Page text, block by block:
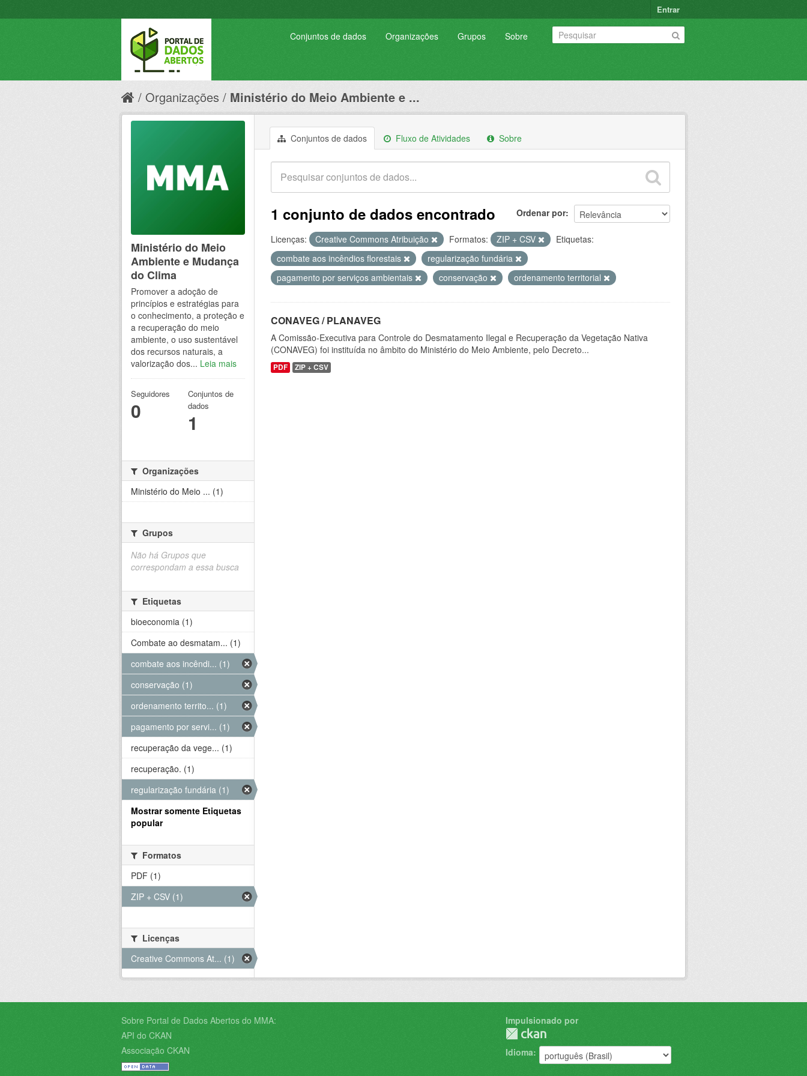
Entrar
Conjuntos de dados Organizações Grupos Sobre
Organizações Ministério do Meio Ambiente e ...
Conjuntos de dados Fluxo de Atividades Sobre
Ordenar por
1 conjunto de dados encontrado
Licenças: Creative Commons Atribuição Formatos: ZIP + CSV
Etiquetas:
combate aos incêndios florestais
regularização fundária
pagamento por serviços ambientais
conservação ordenamento territorial
CONAVEG / PLANAVEG
A Comissão-Executiva para Controle do Desmatamento Ilegal e Recuperação da Vegetação Nativa
(CONAVEG) foi instituída no âmbito do Ministério do Meio Ambiente, pelo Decreto...
PDF ZIP + CSV
Ministério do Meio
Ambiente e Mudança
do Clima
Promover a adoção de
princípios e estratégias para
o conhecimento, a proteção e
a recuperação do meio
ambiente, o uso sustentável
dos recursos naturais, a
valorização dos... Leia mais
Seguidores
0
Conjuntos de
dados
1
Organizações
Ministério do Meio ... (1)
Grupos
Não há Grupos que
correspondam a essa busca
Etiquetas
bioeconomia (1)
Combate ao desmatam... (1)
combate aos incêndi... (1)
conservação (1)
ordenamento territo... (1)
pagamento por servi... (1)
recuperação da vege... (1)
recuperação. (1)
regularização fundária (1)
Mostrar somente Etiquetas
popular
Formatos
PDF (1)
ZIP + CSV (1)
Licenças
Creative Commons At... (1)
Sobre Portal de Dados Abertos do MMA:
API do CKAN
Associação CKAN
Impulsionado por
Idioma